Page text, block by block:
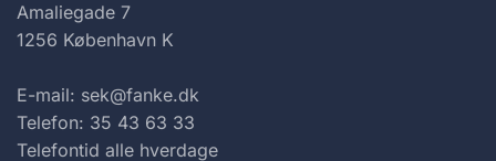
Amaliegade 7
1256 København K
E-mail: sek@fanke.dk
Telefon: 35 43 63 33
Telefontid alle hverdage